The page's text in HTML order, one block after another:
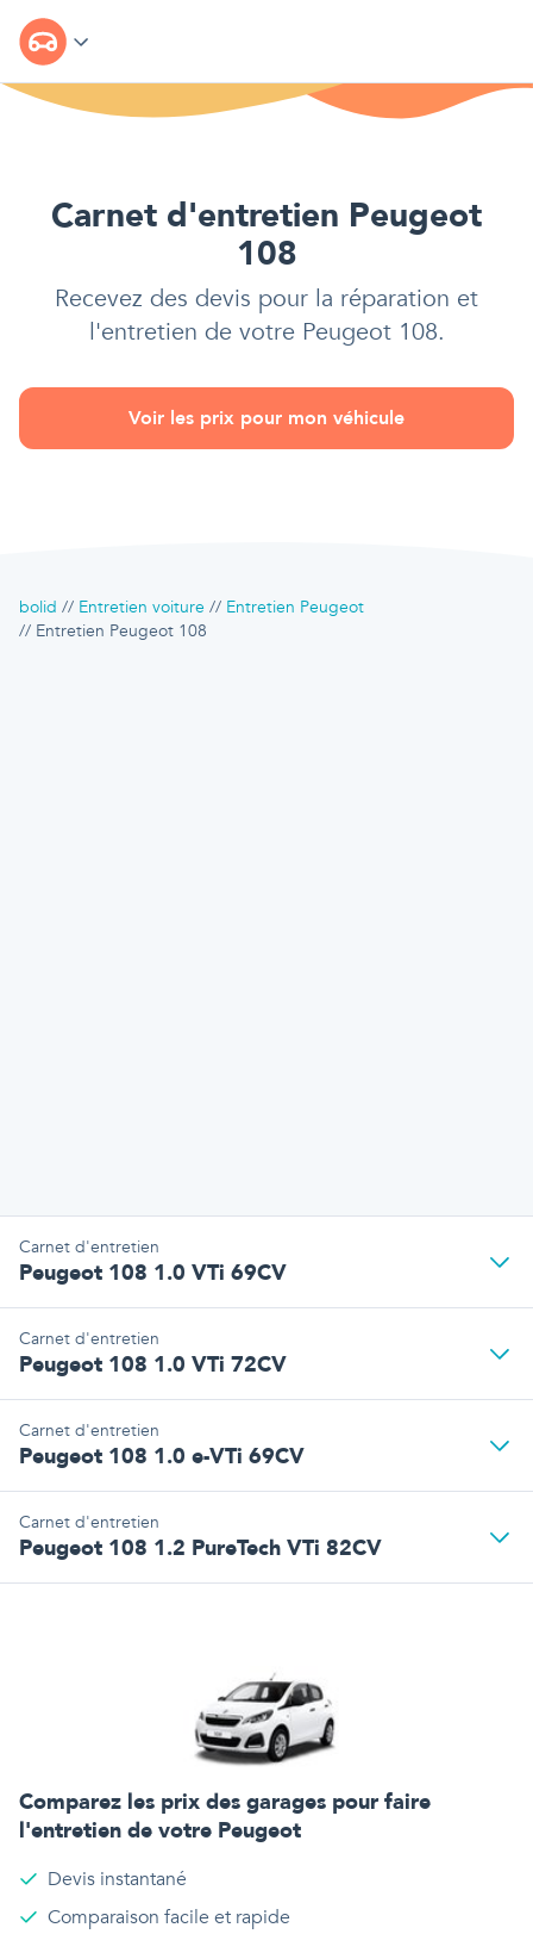
Carnet d'entretien Peugeot
108
Recevez des devis pour la réparation et
l'entretien de votre Peugeot 108.
Voir les prix pour mon véhicule
bolid Entretien voiture
Entretien Peugeot
Entretien Peugeot 108
Carnet d'entretien
Peugeot 108 1.0 VTi 69CV
Carnet d'entretien
Peugeot 108 1.0 VTi 72CV
Carnet d'entretien
Peugeot 108 1.0 e-VTi 69CV
Carnet d'entretien
Peugeot 108 1.2 PureTech VTi 82CV
Comparez les prix des garages pour faire
l'entretien de votre Peugeot
Devis instantané
Comparaison facile et rapide